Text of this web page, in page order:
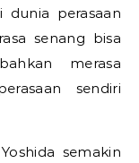
dunia perasaan
senang bisa
merasa
sendiri
semakin